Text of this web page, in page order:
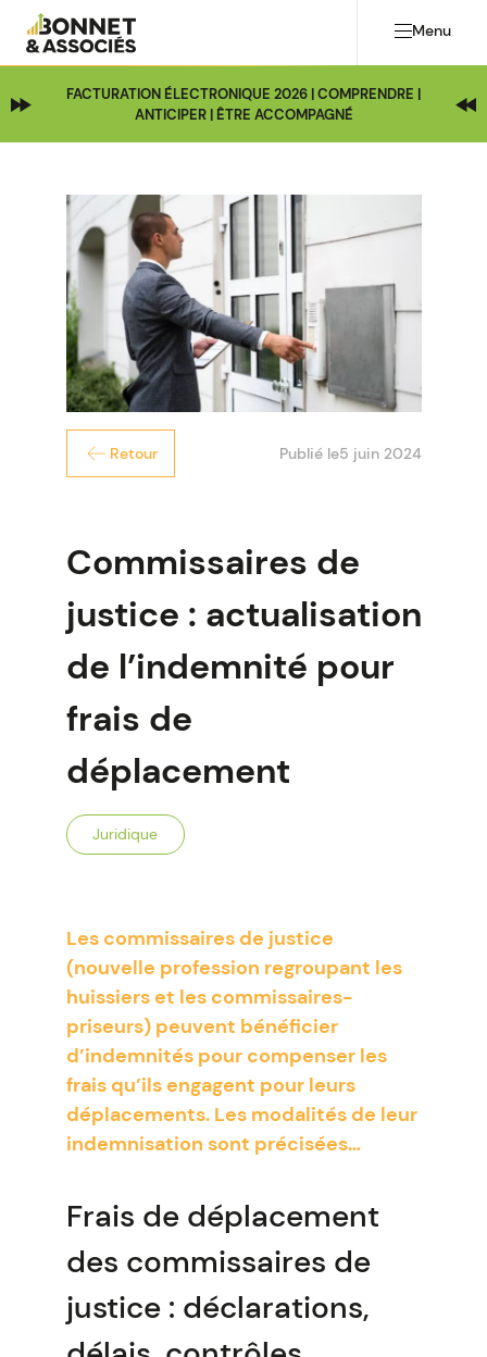
Menu
FACTURATION ÉLECTRONIQUE 2026 | COMPRENDRE |
ANTICIPER | ÊTRE ACCOMPAGNÉ
Retour Publié le5 juin 2024
Commissaires de
justice : actualisation
de l’indemnité pour
frais de
déplacement
Juridique
Les commissaires de justice
(nouvelle profession regroupant les
huissiers et les commissaires-
priseurs) peuvent bénéficier
d’indemnités pour compenser les
frais qu’ils engagent pour leurs
déplacements. Les modalités de leur
indemnisation sont précisées…
Frais de déplacement
des commissaires de
justice : déclarations,